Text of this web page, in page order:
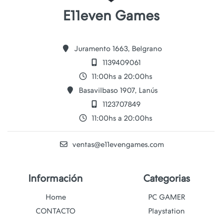
E11even Games
Juramento 1663, Belgrano
1139409061
11:00hs a 20:00hs
Basavilbaso 1907, Lanús
1123707849
11:00hs a 20:00hs
ventas@e11evengames.com
Información
Home
CONTACTO
Categorias
PC GAMER
Playstation